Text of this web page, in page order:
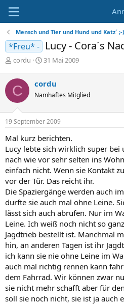
Mensch und Tier und Hund und Katz´ ;-
*Freu* - Lucy - Cora´s
E
s
t
e
l
l
e
cordu
E
t
e
l
t
m
31 Mai 2009
C cordu
Namhaftes Mitglied
19 September 2009
Mal kurz berichten.
Lucy lebte sich wirklich super bei
nach wie vor sehr selten ins
einfach nicht. Wenn sie Kontakt
vor der Tür. Das reicht ihr.
Die Spaziergänge werden auch
durfte sie auch mal ohne Leine.
lässt sich auch abrufen. Nur im
Leine. Ich weiß noch nicht so
Jagdtrieb bestellt ist. Manchmal
hin, an anderen Tagen ist ihr
ich kann sie nie ohne Leine im
auch mal richtig rennen kann
dem Fahrrad. Wir können zwar
sie nicht mehr schafft aber für
soll sie noch nicht, sie ist ja auch